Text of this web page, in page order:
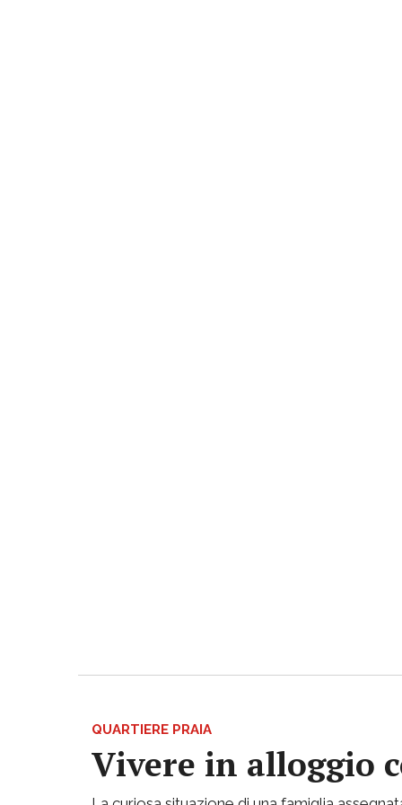
QUARTIERE PRAIA
Vivere in alloggio